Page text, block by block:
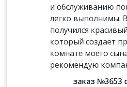
и обслуживанию
легко выполнимы.
получился
который создаёт
комнате моего
рекомендую
заказ №3653